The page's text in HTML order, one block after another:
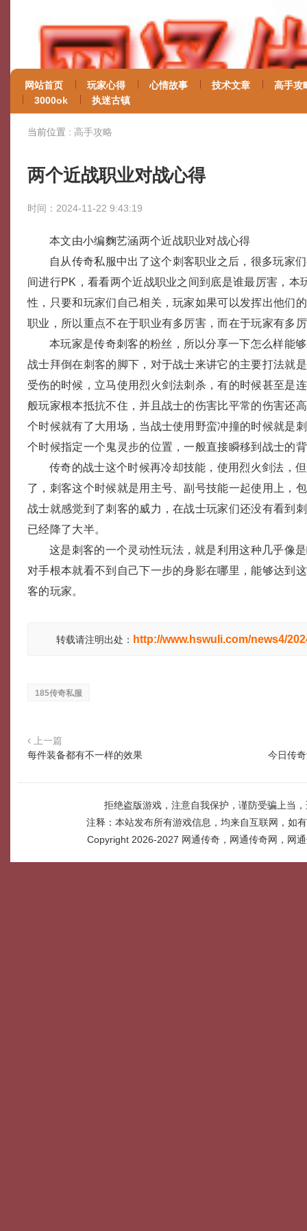
网站首页 玩家心得 心情故事 技术文章
高手攻
3000ok
执迷古镇
当前位置 : 高手攻略
两个近战职业对战心得
时间：2024-11-22 9:43:19
本文由小编麴艺涵两个近战职业对战心得
自从传奇私服中出了这个刺客职业之后，很多玩家
间进行PK，看看两个近战职业之间到底是谁最厉害，本
性，只要和玩家们自己相关，玩家如果可以发挥出他们
职业，所以重点不在于职业有多厉害，而在于玩家有多
本玩家是传奇刺客的粉丝，所以分享一下怎么样能
战士拜倒在刺客的脚下，对于战士来讲它的主要打法就
受伤的时候，立马使用烈火剑法刺杀，有的时候甚至是
般玩家根本抵抗不住，并且战士的伤害比平常的伤害还
个时候就有了大用场，当战士使用野蛮冲撞的时候就是
个时候指定一个鬼灵步的位置，一般直接瞬移到战士的
传奇的战士这个时候再冷却技能，使用烈火剑法，
了，刺客这个时候就是用主号、副号技能一起使用上，
战士就感觉到了刺客的威力，在战士玩家们还没有看到
已经降了大半。
这是刺客的一个灵动性玩法，就是利用这种几乎像
对手根本就看不到自己下一步的身影在哪里，能够达到
客的玩家。
转载请注明出处： http://www.hswuli.com/news4/
185传奇私服
上一篇
每件装备都有不一样的效果
今日传
拒绝盗版游戏，注意自我保护，谨防受骗上当
注释：本站发布所有游戏信息，均来自互联网，如
Copyright 2026-2027 网通传奇，网通传奇网，网